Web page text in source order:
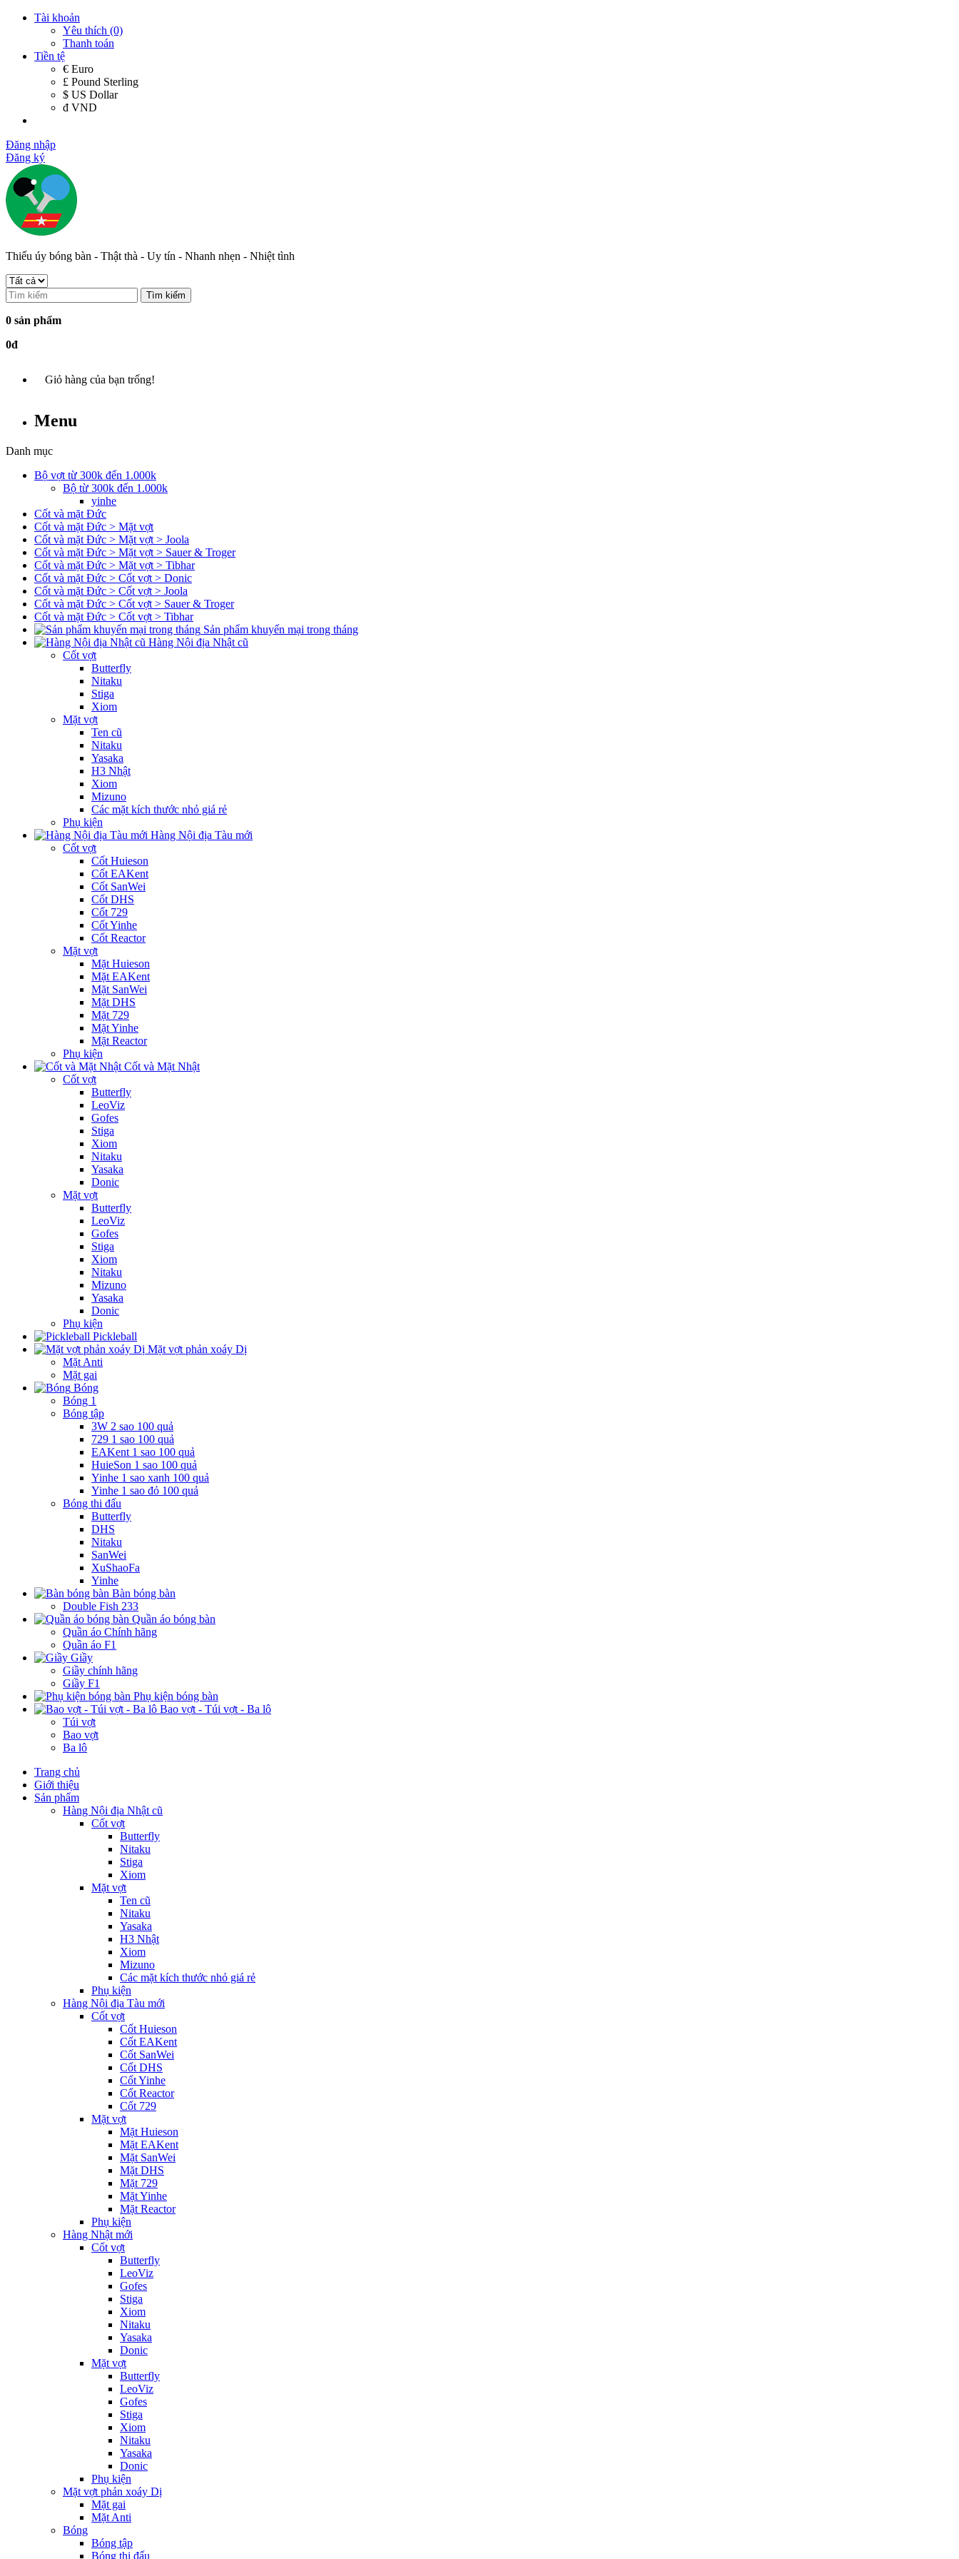
Tài khoản
Yêu thích (0)
Thanh toán
Tiền tệ
€ Euro
£ Pound Sterling
$ US Dollar
đ VND
Đăng nhập
Đăng ký
Thiếu úy bóng bàn - Thật thà - Uy tín - Nhanh nhẹn - Nhiệt tình
Tìm kiếm
0 sản phẩm
0đ
Giỏ hàng của bạn trống!
Menu
Danh mục
Bộ vợt từ 300k đến 1.000k
Bộ từ 300k đến 1.000k
yinhe
Cốt và mặt Đức
Cốt và mặt Đức > Mặt vợt
Cốt và mặt Đức > Mặt vợt > Joola
Cốt và mặt Đức > Mặt vợt > Sauer & Troger
Cốt và mặt Đức > Mặt vợt > Tibhar
Cốt và mặt Đức > Cốt vợt > Donic
Cốt và mặt Đức > Cốt vợt > Joola
Cốt và mặt Đức > Cốt vợt > Sauer & Troger
Cốt và mặt Đức > Cốt vợt > Tibhar
Sản phẩm khuyến mại trong tháng
Hàng Nội địa Nhật cũ
Cốt vợt
Butterfly
Nitaku
Stiga
Xiom
Mặt vợt
Ten cũ
Nitaku
Yasaka
H3 Nhật
Xiom
Mizuno
Các mặt kích thước nhỏ giá rẻ
Phụ kiện
Hàng Nội địa Tàu mới
Cốt vợt
Cốt Huieson
Cốt EAKent
Cốt SanWei
Cốt DHS
Cốt 729
Cốt Yinhe
Cốt Reactor
Mặt vợt
Mặt Huieson
Mặt EAKent
Mặt SanWei
Mặt DHS
Mặt 729
Mặt Yinhe
Mặt Reactor
Phụ kiện
Cốt và Mặt Nhật
Cốt vợt
Butterfly
LeoViz
Gofes
Stiga
Xiom
Nitaku
Yasaka
Donic
Mặt vợt
Butterfly
LeoViz
Gofes
Stiga
Xiom
Nitaku
Mizuno
Yasaka
Donic
Phụ kiện
Pickleball
Mặt vợt phản xoáy Dị
Mặt Anti
Mặt gai
Bóng
Bóng 1
Bóng tập
3W 2 sao 100 quả
729 1 sao 100 quả
EAKent 1 sao 100 quả
HuieSon 1 sao 100 quả
Yinhe 1 sao xanh 100 quả
Yinhe 1 sao đỏ 100 quả
Bóng thi đấu
Butterfly
DHS
Nitaku
SanWei
XuShaoFa
Yinhe
Bàn bóng bàn
Double Fish 233
Quần áo bóng bàn
Quần áo Chính hãng
Quần áo F1
Giầy
Giầy chính hãng
Giầy F1
Phụ kiện bóng bàn
Bao vợt - Túi vợt - Ba lô
Túi vợt
Bao vợt
Ba lô
Trang chủ
Giới thiệu
Sản phẩm
Hàng Nội địa Nhật cũ
Cốt vợt
Butterfly
Nitaku
Stiga
Xiom
Mặt vợt
Ten cũ
Nitaku
Yasaka
H3 Nhật
Xiom
Mizuno
Các mặt kích thước nhỏ giá rẻ
Phụ kiện
Hàng Nội địa Tàu mới
Cốt vợt
Cốt Huieson
Cốt EAKent
Cốt SanWei
Cốt DHS
Cốt Yinhe
Cốt Reactor
Cốt 729
Mặt vợt
Mặt Huieson
Mặt EAKent
Mặt SanWei
Mặt DHS
Mặt 729
Mặt Yinhe
Mặt Reactor
Phụ kiện
Hàng Nhật mới
Cốt vợt
Butterfly
LeoViz
Gofes
Stiga
Xiom
Nitaku
Yasaka
Donic
Mặt vợt
Butterfly
LeoViz
Gofes
Stiga
Xiom
Nitaku
Yasaka
Donic
Phụ kiện
Mặt vợt phản xoáy Dị
Mặt gai
Mặt Anti
Bóng
Bóng tập
Bóng thi đấu